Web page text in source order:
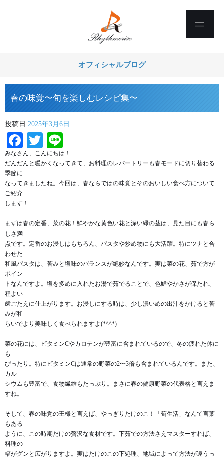
オフィシャルブログ
春の味覚〜旬を楽しむレシピ集〜
投稿日 2025年3月6日
Facebook
Twitter
みなさん、こんにちは！
だんだんと暖かくなってきて、お料理のレパートリーも春モードに切り替わる
季節に
なってきましたね。今回は、春ならではの味覚とそのおいしい食べ方について
ご紹介
します！
まずは春の定番、菜の花！鮮やかな黄色い花と深い緑の茎は、見た目にも春ら
しさ満
点です。定番のお浸しはもちろん、パスタや炒め物にも大活躍。特にツナと合
わせた
和風パスタは、苦みと塩味のバランスが絶妙なんです。実は菜の花、茹で方が
ポイン
トなんですよ。塩を多めに入れたお湯で茹でることで、色鮮やかさが保たれ、
程よい
歯ごたえに仕上がります。お浸しにする時は、少し濃いめの出汁をかけると苦
みが和
らいでより美味しく食べられますよ(*^^*)
菜の花には、ビタミンCやカロテンが豊富に含まれているので、冬の疲れた体に
も
ぴったり。特にビタミンCは通常の野菜の2〜3倍も含まれているんです。また、
カル
シウムも豊富で、食物繊維もたっぷり。まさに春の健康野菜の代表格と言えま
すね。
そして、春の味覚の王様と言えば、やっぎりたけのこ！「筍生活」なんて言葉
もある
ように、この時期だけの贅沢な食材です。下茹での方法さえマスターすれば、
料理の
幅がグンと広がりますよ。実はたけのこの下処理、地域によって方法が違うっ